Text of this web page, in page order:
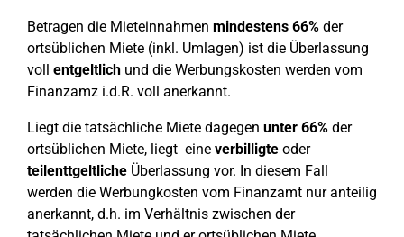
Betragen die Mieteinnahmen mindestens 66% der
ortsüblichen Miete (inkl. Umlagen) ist die Überlassung
voll entgeltlich und die Werbungskosten werden vom
Finanzamz i.d.R. voll anerkannt.
Liegt die tatsächliche Miete dagegen unter 66% der
ortsüblichen Miete, liegt eine verbilligte oder
teilenttgeltliche Überlassung vor. In diesem Fall
werden die Werbungkosten vom Finanzamt nur anteilig
anerkannt, d.h. im Verhältnis zwischen der